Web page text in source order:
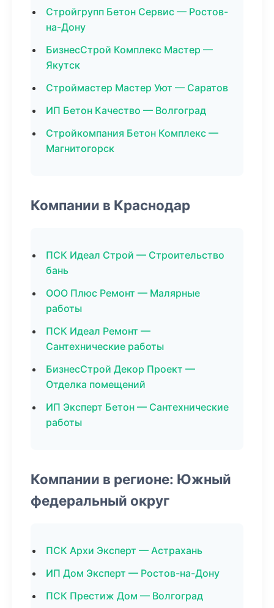
Стройгрупп Бетон Сервис — Ростов-
на-Дону
БизнесСтрой Комплекс Мастер —
Якутск
Строймастер Мастер Уют — Саратов
ИП Бетон Качество — Волгоград
Стройкомпания Бетон Комплекс —
Магнитогорск
Компании в Краснодар
ПСК Идеал Строй — Строительство
бань
ООО Плюс Ремонт — Малярные
работы
ПСК Идеал Ремонт —
Сантехнические работы
БизнесСтрой Декор Проект —
Отделка помещений
ИП Эксперт Бетон — Сантехнические
работы
Компании в регионе: Южный
федеральный округ
ПСК Архи Эксперт — Астрахань
ИП Дом Эксперт — Ростов-на-Дону
ПСК Престиж Дом — Волгоград